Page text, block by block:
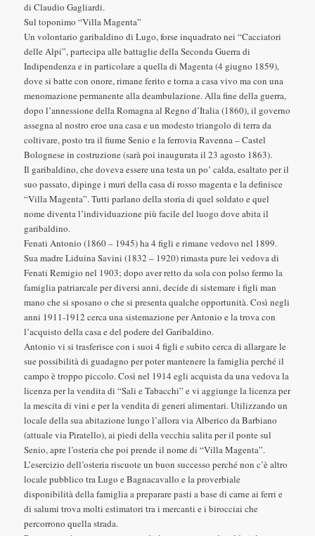
di Claudio Gagliardi.
Sul toponimo “Villa Magenta”
Un volontario garibaldino di Lugo, forse inquadrato nei “Cacciatori
delle Alpi”, partecipa alle battaglie della Seconda Guerra di
Indipendenza e in particolare a quella di Magenta (4 giugno 1859),
dove si batte con onore, rimane ferito e torna a casa vivo ma con una
menomazione permanente alla deambulazione. Alla fine della guerra,
dopo l’annessione della Romagna al Regno d’Italia (1860), il governo
assegna al nostro eroe una casa e un modesto triangolo di terra da
coltivare, posto tra il fiume Senio e la ferrovia Ravenna – Castel
Bolognese in costruzione (sarà poi inaugurata il 23 agosto 1863).
Il garibaldino, che doveva essere una testa un po’ calda, esaltato per il
suo passato, dipinge i muri della casa di rosso magenta e la definisce
“Villa Magenta”. Tutti parlano della storia di quel soldato e quel
nome diventa l’individuazione più facile del luogo dove abita il
garibaldino.
Fenati Antonio (1860 – 1945) ha 4 figli e rimane vedovo nel 1899.
Sua madre Liduina Savini (1832 – 1920) rimasta pure lei vedova di
Fenati Remigio nel 1903; dopo aver retto da sola con polso fermo la
famiglia patriarcale per diversi anni, decide di sistemare i figli man
mano che si sposano o che si presenta qualche opportunità. Così negli
anni 1911-1912 cerca una sistemazione per Antonio e la trova con
l’acquisto della casa e del podere del Garibaldino.
Antonio vi si trasferisce con i suoi 4 figli e subito cerca di allargare le
sue possibilità di guadagno per poter mantenere la famiglia perché il
campo è troppo piccolo. Così nel 1914 egli acquista da una vedova la
licenza per la vendita di “Sali e Tabacchi” e vi aggiunge la licenza per
la mescita di vini e per la vendita di generi alimentari. Utilizzando un
locale della sua abitazione lungo l’allora via Alberico da Barbiano
(attuale via Piratello), ai piedi della vecchia salita per il ponte sul
Senio, apre l’osteria che poi prende il nome di “Villa Magenta”.
L’esercizio dell’osteria riscuote un buon successo perché non c’è altro
locale pubblico tra Lugo e Bagnacavallo e la proverbiale
disponibilità della famiglia a preparare pasti a base di carne ai ferri e
di salumi trova molti estimatori tra i mercanti e i birocciai che
percorrono quella strada.